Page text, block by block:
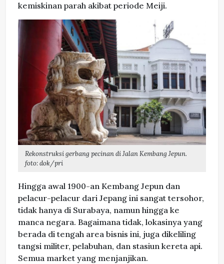
kemiskinan parah akibat periode Meiji.
Rekonstruksi gerbang pecinan di Jalan Kembang Jepun.
foto: dok/pri
Hingga awal 1900-an Kembang Jepun dan
pelacur-pelacur dari Jepang ini sangat tersohor,
tidak hanya di Surabaya, namun hingga ke
manca negara. Bagaimana tidak, lokasinya yang
berada di tengah area bisnis ini, juga dikeliling
tangsi militer, pelabuhan, dan stasiun kereta api.
Semua market yang menjanjikan.